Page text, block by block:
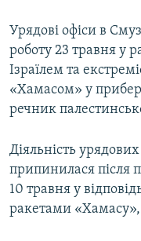
ДОЛУЧАЙСЯ!
Усі сайти RFE/RL
Урядові офіси в
роботу 23 травня у
Ізраїлем та
«Хамасом» у
речник
Діяльність
припинилася після
10 травня у
ракетами